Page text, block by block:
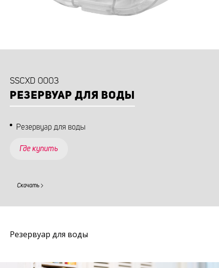
SSCXD 0003
РЕЗЕРВУАР ДЛЯ ВОДЫ
Резервуар для воды
Где купить
Скачать
Резервуар для воды